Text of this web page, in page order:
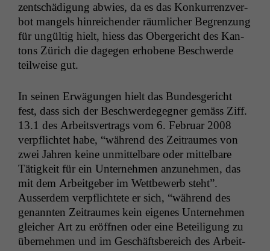
zentschädi­gung abwies, da es das Konkur­ren­zver­
bot man­gels hin­re­ichen­der räum­lich­er Begren­zung
für ungültig hielt, hiess das Oberg­ericht des Kan­
tons Zürich die dage­gen erhobene Beschw­erde
teil­weise gut.
In seinen Erwä­gun­gen hielt das Bun­des­gericht
fest, dass sich der Beschw­erdegeg­n­er gemäss Ziff.
13.1 des Arbeitsver­trags vom 6. Feb­ru­ar 2008
verpflichtet habe, “während des Zeitraumes von
zwei Jahren keine unmit­tel­bare oder mit­tel­bare
Tätigkeit für ein Unternehmen anzunehmen, das
mit dem Arbeit­ge­ber im Wet­tbe­werb ste­ht”.
Ausser­dem verpflichtete er sich, “während des
genan­nten Zeitraumes kein eigenes Unternehmen
gle­ich­er Art zu eröff­nen oder eine Beteili­gung zu
übernehmen und im Geschäfts­bere­ich des Arbeit­